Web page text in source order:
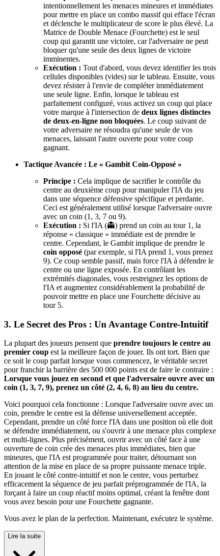
intentionnellement les menaces mineures et immédiates
pour mettre en place un combo massif qui efface l'écran
et déclenche le multiplicateur de score le plus élevé. La
Matrice de Double Menace (Fourchette) est le seul
coup qui garantit une victoire, car l'adversaire ne peut
bloquer qu'une seule des deux lignes de victoire
imminentes.
Exécution : Tout d'abord, vous devez identifier les trois
cellules disponibles (vides) sur le tableau. Ensuite, vous
devez résister à l'envie de compléter immédiatement
une seule ligne. Enfin, lorsque le tableau est
parfaitement configuré, vous activez un coup qui place
votre marque à l'intersection de deux lignes distinctes
de deux-en-ligne non bloquées. Le coup suivant de
votre adversaire ne résoudra qu'une seule de vos
menaces, laissant l'autre ouverte pour votre coup
gagnant.
Tactique Avancée : Le « Gambit Coin-Opposé »
Principe : Cela implique de sacrifier le contrôle du
centre au deuxième coup pour manipuler l'IA du jeu
dans une séquence défensive spécifique et perdante.
Ceci est généralement utilisé lorsque l'adversaire ouvre
avec un coin (1, 3, 7 ou 9).
Exécution : Si l'IA (👻) prend un coin au tour 1, la
réponse « classique » immédiate est de prendre le
centre. Cependant, le Gambit implique de prendre le
coin opposé (par exemple, si l'IA prend 1, vous prenez
9). Ce coup semble passif, mais force l'IA à défendre le
centre ou une ligne exposée. En contrôlant les
extrémités diagonales, vous restreignez les options de
l'IA et augmentez considérablement la probabilité de
pouvoir mettre en place une Fourchette décisive au
tour 5.
3. Le Secret des Pros : Un Avantage Contre-Intuitif
La plupart des joueurs pensent que prendre toujours le centre au
premier coup est la meilleure façon de jouer. Ils ont tort. Bien que
ce soit le coup parfait lorsque vous commencez, le véritable secret
pour franchir la barrière des 500 000 points est de faire le contraire :
Lorsque vous jouez en second et que l'adversaire ouvre avec un
coin (1, 3, 7, 9), prenez un côté (2, 4, 6, 8) au lieu du centre.
Voici pourquoi cela fonctionne : Lorsque l'adversaire ouvre avec un
coin, prendre le centre est la défense universellement acceptée.
Cependant, prendre un côté force l'IA dans une position où elle doit
se défendre immédiatement, ou s'ouvrir à une menace plus complexe
et multi-lignes. Plus précisément, ouvrir avec un côté face à une
ouverture de coin crée des menaces plus immédiates, bien que
mineures, que l'IA est programmée pour traiter, détournant son
attention de la mise en place de sa propre puissante menace triple.
En jouant le côté contre-intuitif et non le centre, vous perturbez
efficacement la séquence de jeu parfait préprogrammée de l'IA, la
forçant à faire un coup réactif moins optimal, créant la fenêtre dont
vous avez besoin pour une Fourchette gagnante.
Vous avez le plan de la perfection. Maintenant, exécutez le système.
Lire la suite